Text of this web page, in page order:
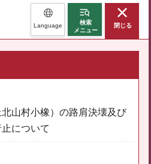
Language
検索
メニュー
閉じる
山村小橡）の路肩決壊及び
について